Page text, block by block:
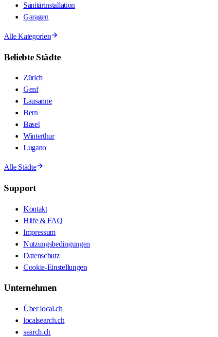
Sanitärinstallation
Garagen
Alle Kategorien
Beliebte Städte
Zürich
Genf
Lausanne
Bern
Basel
Winterthur
Lugano
Alle Städte
Support
Kontakt
Hilfe & FAQ
Impressum
Nutzungsbedingungen
Datenschutz
Cookie-Einstellungen
Unternehmen
Über local.ch
localsearch.ch
search.ch